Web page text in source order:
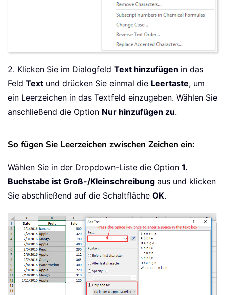
2. Klicken Sie im Dialogfeld Text hinzufügen in das
Feld Text und drücken Sie einmal die Leertaste, um
ein Leerzeichen in das Textfeld einzugeben. Wählen Sie
anschließend die Option Nur hinzufügen zu.
So fügen Sie Leerzeichen zwischen Zeichen ein:
Wählen Sie in der Dropdown-Liste die Option 1.
Buchstabe ist Groß-/Kleinschreibung aus und klicken
Sie abschließend auf die Schaltfläche OK.